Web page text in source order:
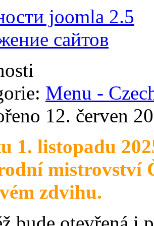
joomla 2.5
сайтов
Menu -
12. červen
1. listopadu
mistrovství
zdvihu.